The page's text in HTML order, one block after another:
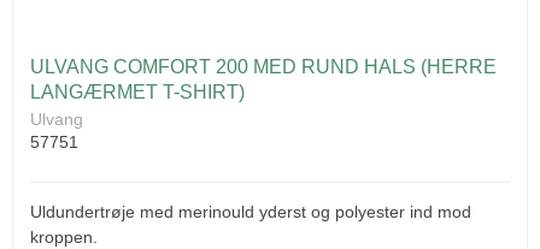
ULVANG COMFORT 200 MED RUND HALS (HERRE
LANGÆRMET T-SHIRT)
Ulvang
57751
Uldundertrøje med merinould yderst og polyester ind mod
kroppen.